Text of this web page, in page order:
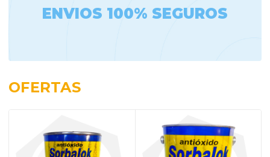
ENVIOS 100% SEGUROS
OFERTAS